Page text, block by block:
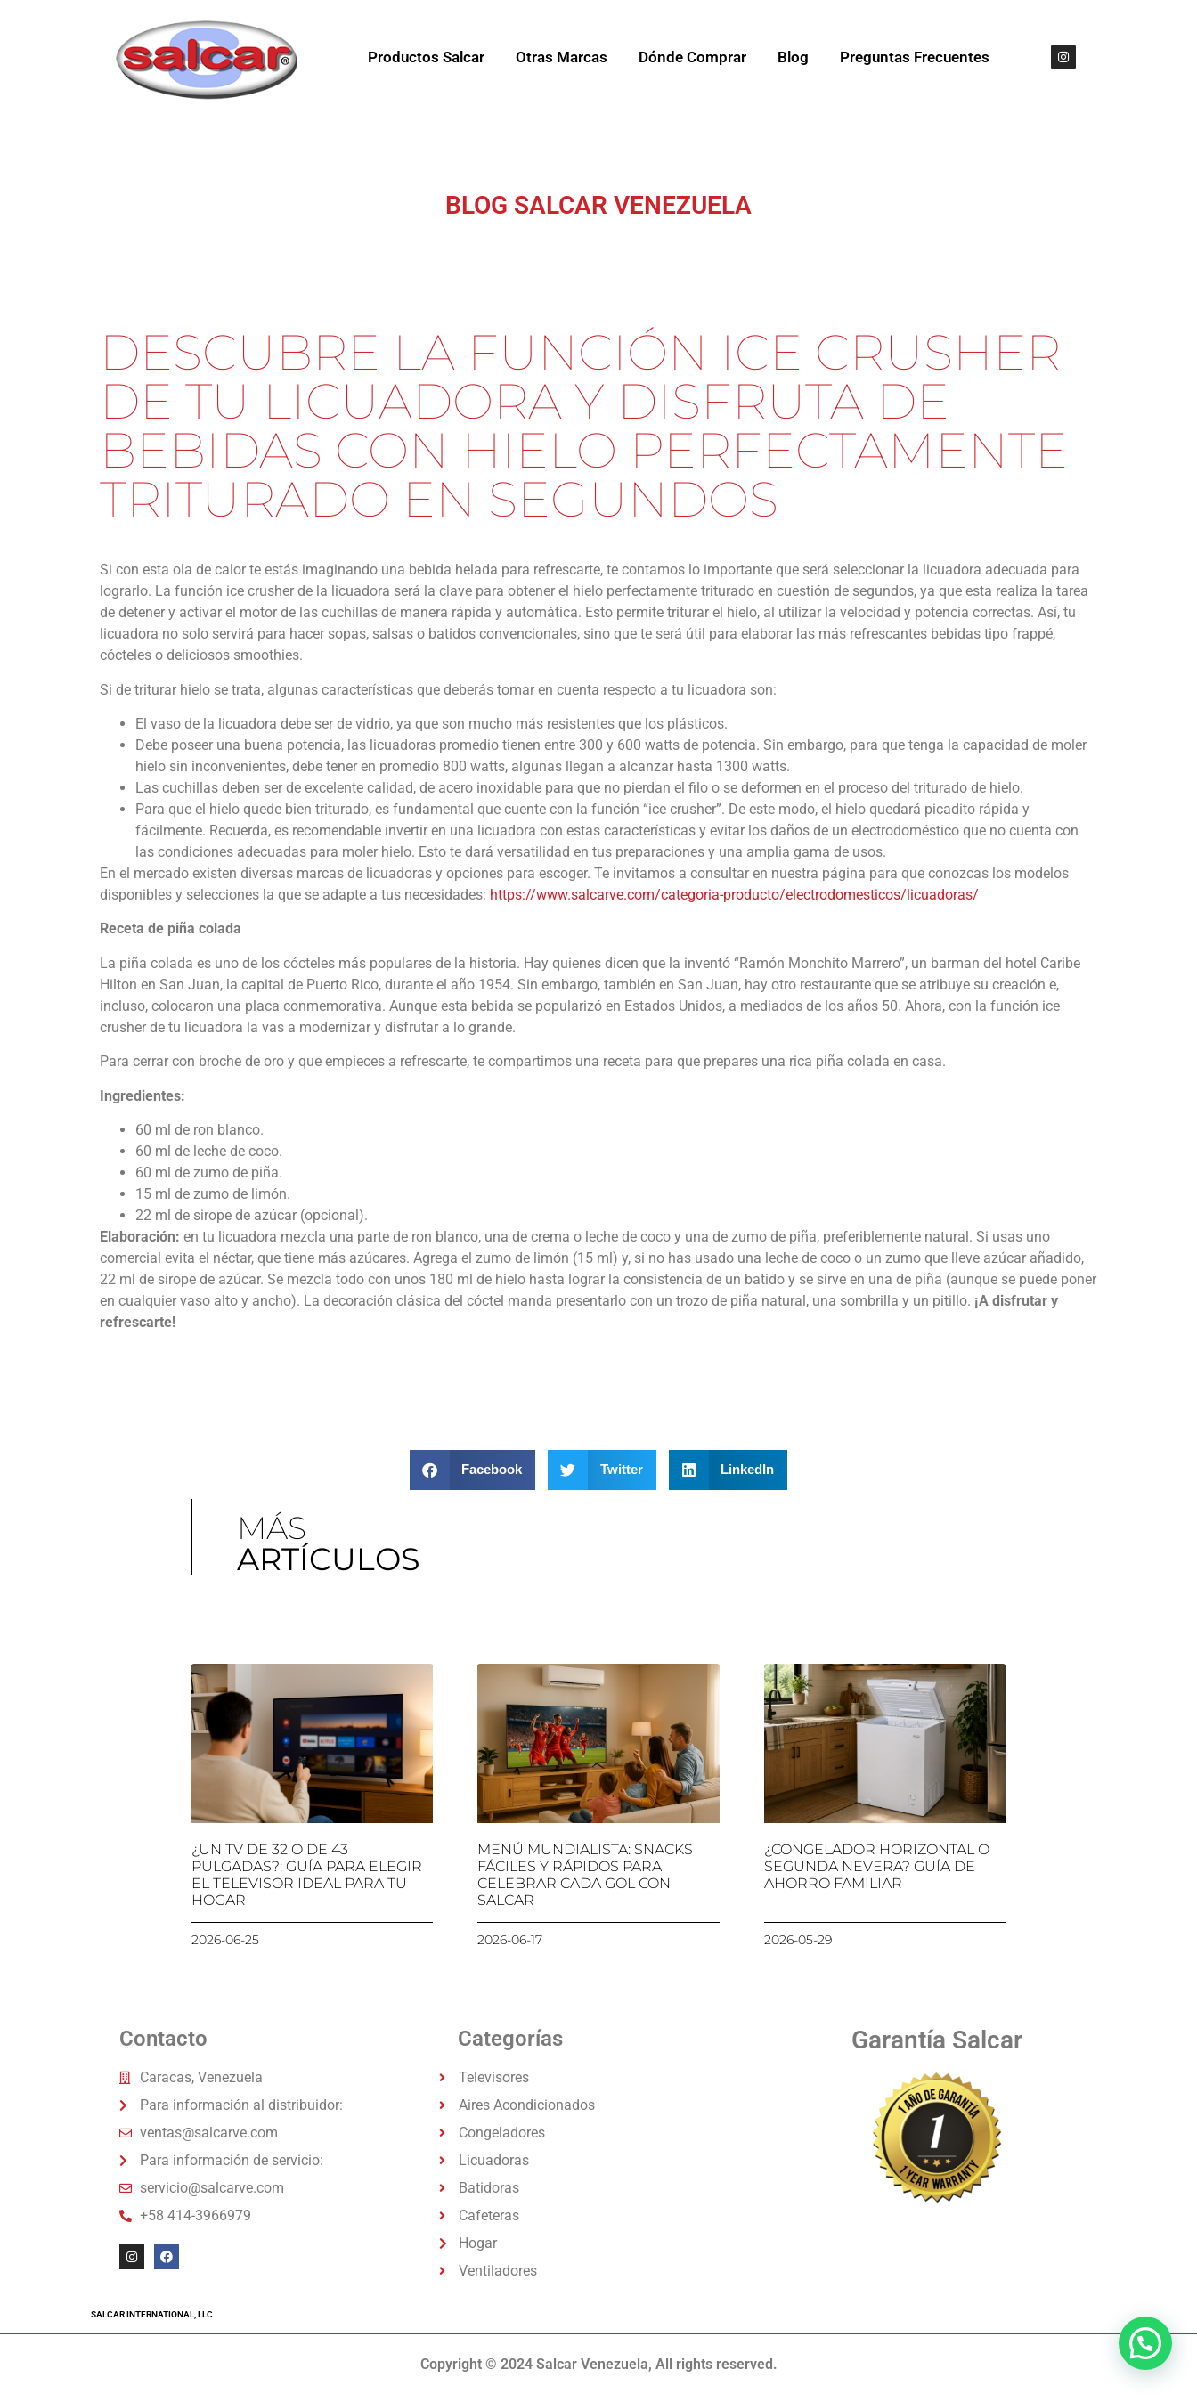
Productos Salcar Otras Marcas Dónde Comprar Blog Preguntas Frecuentes
BLOG SALCAR VENEZUELA
DESCUBRE LA FUNCIÓN ICE CRUSHER
DE TU LICUADORA Y DISFRUTA DE
BEBIDAS CON HIELO PERFECTAMENTE
TRITURADO EN SEGUNDOS
Si con esta ola de calor te estás imaginando una bebida helada para refrescarte, te contamos lo importante que será seleccionar la licuadora adecuada para
lograrlo. La función ice crusher de la licuadora será la clave para obtener el hielo perfectamente triturado en cuestión de segundos, ya que esta realiza la tarea
de detener y activar el motor de las cuchillas de manera rápida y automática. Esto permite triturar el hielo, al utilizar la velocidad y potencia correctas. Así, tu
licuadora no solo servirá para hacer sopas, salsas o batidos convencionales, sino que te será útil para elaborar las más refrescantes bebidas tipo frappé,
cócteles o deliciosos smoothies.
Si de triturar hielo se trata, algunas características que deberás tomar en cuenta respecto a tu licuadora son:
El vaso de la licuadora debe ser de vidrio, ya que son mucho más resistentes que los plásticos.
Debe poseer una buena potencia, las licuadoras promedio tienen entre 300 y 600 watts de potencia. Sin embargo, para que tenga la capacidad de moler
hielo sin inconvenientes, debe tener en promedio 800 watts, algunas llegan a alcanzar hasta 1300 watts.
Las cuchillas deben ser de excelente calidad, de acero inoxidable para que no pierdan el filo o se deformen en el proceso del triturado de hielo.
Para que el hielo quede bien triturado, es fundamental que cuente con la función “ice crusher”. De este modo, el hielo quedará picadito rápida y
fácilmente. Recuerda, es recomendable invertir en una licuadora con estas características y evitar los daños de un electrodoméstico que no cuenta con
las condiciones adecuadas para moler hielo. Esto te dará versatilidad en tus preparaciones y una amplia gama de usos.
En el mercado existen diversas marcas de licuadoras y opciones para escoger. Te invitamos a consultar en nuestra página para que conozcas los modelos
disponibles y selecciones la que se adapte a tus necesidades: https://www.salcarve.com/categoria-producto/electrodomesticos/licuadoras/
Receta de piña colada
La piña colada es uno de los cócteles más populares de la historia. Hay quienes dicen que la inventó “Ramón Monchito Marrero”, un barman del hotel Caribe
Hilton en San Juan, la capital de Puerto Rico, durante el año 1954. Sin embargo, también en San Juan, hay otro restaurante que se atribuye su creación e,
incluso, colocaron una placa conmemorativa. Aunque esta bebida se popularizó en Estados Unidos, a mediados de los años 50. Ahora, con la función ice
crusher de tu licuadora la vas a modernizar y disfrutar a lo grande.
Para cerrar con broche de oro y que empieces a refrescarte, te compartimos una receta para que prepares una rica piña colada en casa.
Ingredientes:
60 ml de ron blanco.
60 ml de leche de coco.
60 ml de zumo de piña.
15 ml de zumo de limón.
22 ml de sirope de azúcar (opcional).
Elaboración: en tu licuadora mezcla una parte de ron blanco, una de crema o leche de coco y una de zumo de piña, preferiblemente natural. Si usas uno
comercial evita el néctar, que tiene más azúcares. Agrega el zumo de limón (15 ml) y, si no has usado una leche de coco o un zumo que lleve azúcar añadido,
22 ml de sirope de azúcar. Se mezcla todo con unos 180 ml de hielo hasta lograr la consistencia de un batido y se sirve en una de piña (aunque se puede poner
en cualquier vaso alto y ancho). La decoración clásica del cóctel manda presentarlo con un trozo de piña natural, una sombrilla y un pitillo. ¡A disfrutar y
refrescarte!
Facebook Twitter LinkedIn
MÁS
ARTÍCULOS
¿UN TV DE 32 O DE 43
PULGADAS?: GUÍA PARA ELEGIR
EL TELEVISOR IDEAL PARA TU
HOGAR
2026-06-25
MENÚ MUNDIALISTA: SNACKS
FÁCILES Y RÁPIDOS PARA
CELEBRAR CADA GOL CON
SALCAR
2026-06-17
¿CONGELADOR HORIZONTAL O
SEGUNDA NEVERA? GUÍA DE
AHORRO FAMILIAR
2026-05-29
Contacto
Caracas, Venezuela
Para información al distribuidor:
ventas@salcarve.com
Para información de servicio:
servicio@salcarve.com
+58 414-3966979
Categorías
Televisores
Aires Acondicionados
Congeladores
Licuadoras
Batidoras
Cafeteras
Hogar
Ventiladores
Garantía Salcar
SALCAR INTERNATIONAL, LLC
Copyright © 2024 Salcar Venezuela, All rights reserved.